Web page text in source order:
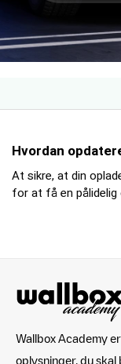
Hvordan
At sikre, at din
for at få en pålidelig
Wallbox Academy
oplysninger, du